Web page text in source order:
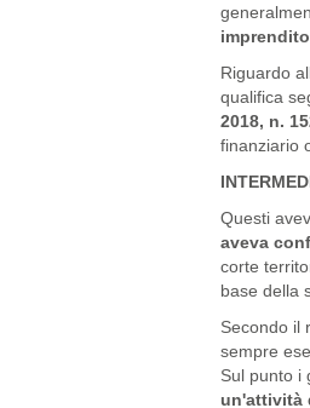
Riguardo
qualifica
2018, n.
finanziario
Questi
aveva
corte
base della
Secondo il
sempre
Sul punto i
un'attività